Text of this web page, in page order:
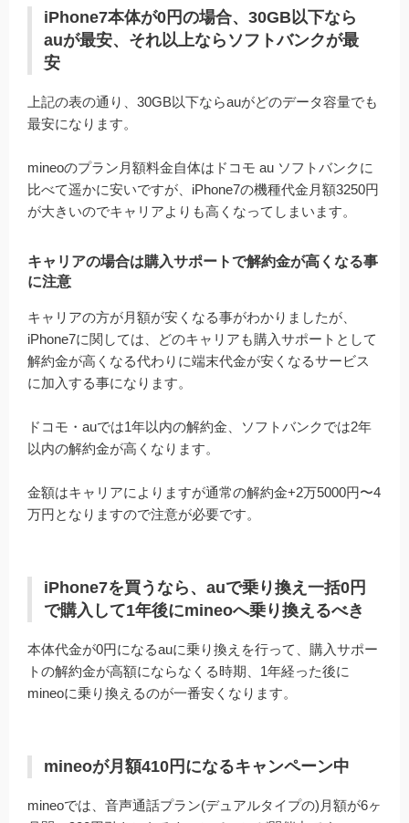
iPhone7本体が0円の場合、30GB以下なら
auが最安、それ以上ならソフトバンクが最
安
上記の表の通り、30GB以下ならauがどのデータ容量でも
最安になります。
mineoのプラン月額料金自体はドコモ au ソフトバンクに
比べて遥かに安いですが、iPhone7の機種代金月額3250円
が大きいのでキャリアよりも高くなってしまいます。
キャリアの場合は購入サポートで解約金が高くなる事
に注意
キャリアの方が月額が安くなる事がわかりましたが、
iPhone7に関しては、どのキャリアも購入サポートとして
解約金が高くなる代わりに端末代金が安くなるサービス
に加入する事になります。
ドコモ・auでは1年以内の解約金、ソフトバンクでは2年
以内の解約金が高くなります。
金額はキャリアによりますが通常の解約金+2万5000円〜4
万円となりますので注意が必要です。
iPhone7を買うなら、auで乗り換え一括0円
で購入して1年後にmineoへ乗り換えるべき
本体代金が0円になるauに乗り換えを行って、購入サポー
トの解約金が高額にならなくる時期、1年経った後に
mineoに乗り換えるのが一番安くなります。
mineoが月額410円になるキャンペーン中
mineoでは、音声通話プラン(デュアルタイプの)月額が6ヶ